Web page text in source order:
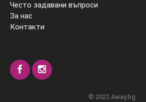
Често задавани въпроси
За нас
Контакти
© 2022 Away.bg